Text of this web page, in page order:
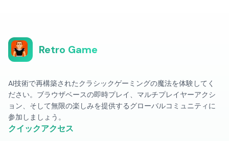
Retro Game
AI技術で再構築されたクラシックゲーミングの魔法を体験してく
ださい。ブラウザベースの即時プレイ、マルチプレイヤーアクシ
ョン、そして無限の楽しみを提供するグローバルコミュニティに
参加しましょう。
クイックアクセス